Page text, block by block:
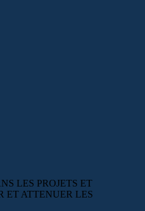
LES PROJETS ET
ET ATTENUER LES